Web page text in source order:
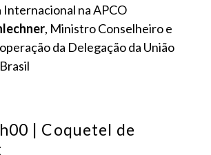
Internacional na APCO
, Ministro Conselheiro e
da Delegação da União
| Coquetel de